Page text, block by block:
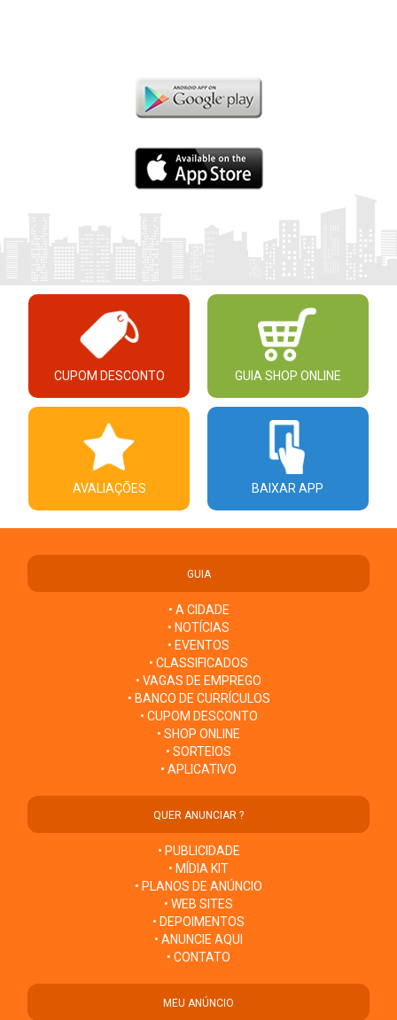
CUPOM DESCONTO GUIA SHOP ONLINE
AVALIAÇÕES BAIXAR APP
GUIA
• A CIDADE
• NOTÍCIAS
• EVENTOS
• CLASSIFICADOS
• VAGAS DE EMPREGO
• BANCO DE CURRÍCULOS
• CUPOM DESCONTO
• SHOP ONLINE
• SORTEIOS
• APLICATIVO
QUER ANUNCIAR ?
• PUBLICIDADE
• MÍDIA KIT
• PLANOS DE ANÚNCIO
• WEB SITES
• DEPOIMENTOS
• ANUNCIE AQUI
• CONTATO
MEU ANÚNCIO